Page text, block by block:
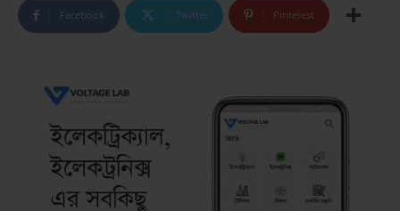
Facebook Twitter Pinterest